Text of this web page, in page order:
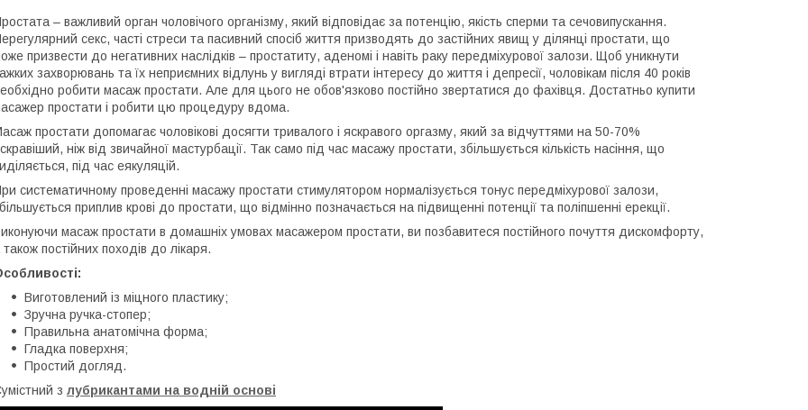
– важливий орган чоловічого організму, який відповідає за потенцію, якість сперми та сечовипускання.
секс, часті стреси та пасивний спосіб життя призводять до застійних явищ у ділянці простати, що
призвести до негативних наслідків – простатиту, аденомі і навіть раку передміхурової залози. Щоб уникнути
захворювань та їх неприємних відлунь у вигляді втрати інтересу до життя і депресії, чоловікам після 40 років
робити масаж простати. Але для цього не обов'язково постійно звертатися до фахівця. Достатньо купити
простати і робити цю процедуру вдома.
простати допомагає чоловікові досягти тривалого і яскравого оргазму, який за відчуттями на 50-70%
ніж від звичайної мастурбації. Так само під час масажу простати, збільшується кількість насіння, що
під час еякуляцій.
систематичному проведенні масажу простати стимулятором нормалізується тонус передміхурової залози,
приплив крові до простати, що відмінно позначається на підвищенні потенції та поліпшенні ерекції.
масаж простати в домашніх умовах масажером простати, ви позбавитеся постійного почуття дискомфорту,
також постійних походів до лікаря.
Виготовлений із міцного пластику;
Зручна ручка-стопер;
Правильна анатомічна форма;
Гладка поверхня;
Простий догляд.
з лубрикантами на водній основі